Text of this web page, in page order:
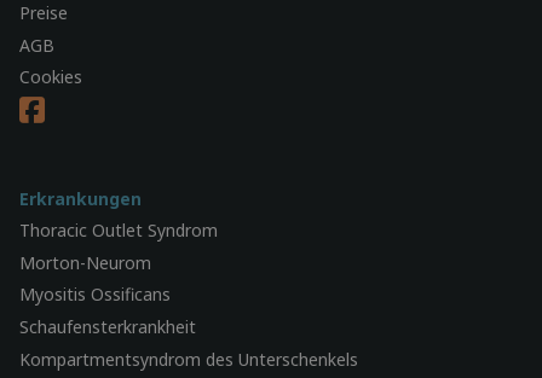
Preise
AGB
Cookies
Erkrankungen
Thoracic Outlet Syndrom
Morton-Neurom
Myositis Ossificans
Schaufensterkrankheit
Kompartmentsyndrom des Unterschenkels